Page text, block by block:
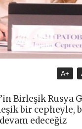
A+
Birleşik Rusya
bir cepheyle,
edeceğiz